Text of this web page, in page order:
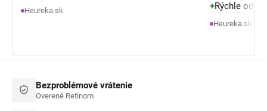
Heureka.sk
tiež konečne nieje celý mokrý / spotený a
je mu lepšie .
+Rýchle
Heureka.sk
Bezproblémové vrátenie
Overené Retinom